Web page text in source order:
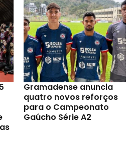
Gramadense anuncia
quatro novos reforços
para o Campeonato
Gaúcho Série A2